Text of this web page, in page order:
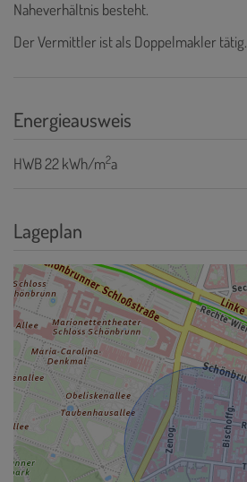
Naheverhältnis besteht.
Der Vermittler ist als Doppelmakler tätig.
Energieausweis
HWB22 kWh/m2a
Lageplan